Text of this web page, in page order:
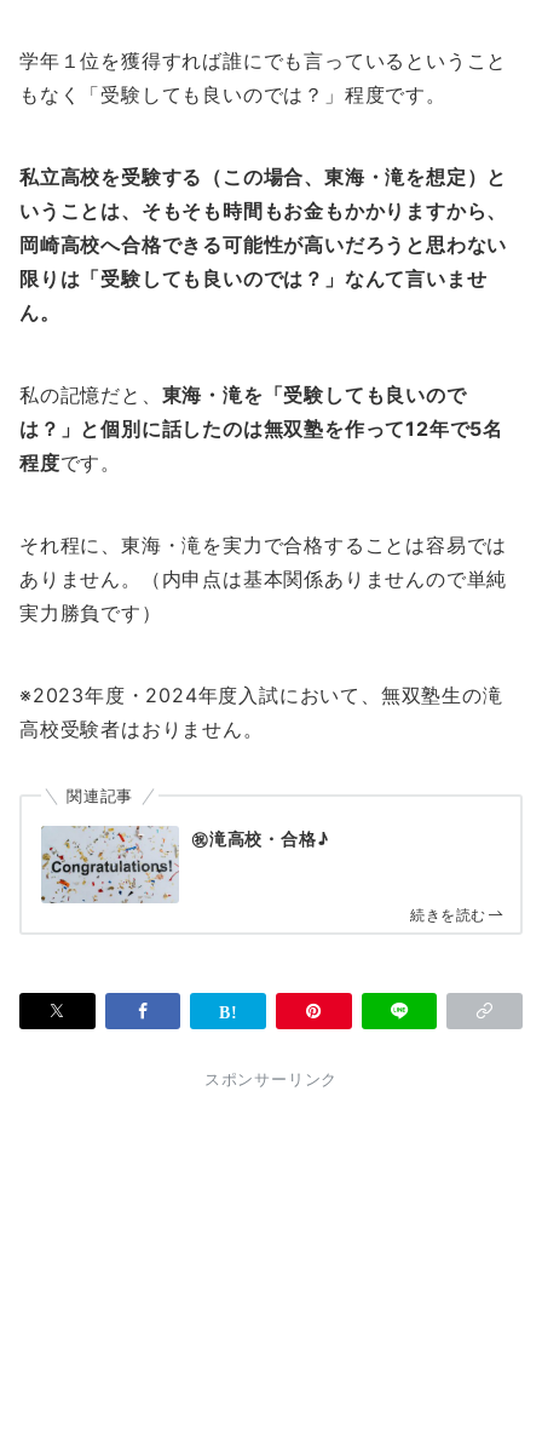
学年１位を獲得すれば誰にでも言っているということ
もなく「受験しても良いのでは？」程度です。
私立高校を受験する（この場合、東海・滝を想定）と
いうことは、そもそも時間もお金もかかりますから、
岡崎高校へ合格できる可能性が高いだろうと思わない
限りは「受験しても良いのでは？」なんて言いませ
ん。
私の記憶だと、 東海・滝を「受験しても良いので
は？」と個別に話したのは無双塾を作って12年で5名
程度です。
それ程に、東海・滝を実力で合格することは容易では
ありません。（内申点は基本関係ありませんので単純
実力勝負です）
※2023年度・2024年度入試において、無双塾生の滝
高校受験者はおりません。
関連記事
㊗滝高校・合格♪
続きを読む
スポンサーリンク